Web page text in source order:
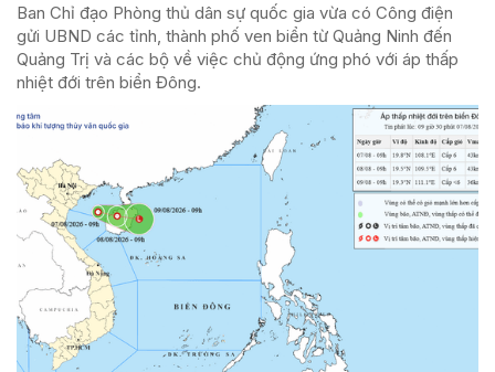
Ban Chỉ đạo Phòng thủ dân sự quốc gia vừa có Công điện
gửi UBND các tỉnh, thành phố ven biển từ Quảng Ninh đến
Quảng Trị và các bộ về việc chủ động ứng phó với áp thấp
nhiệt đới trên biển Đông.